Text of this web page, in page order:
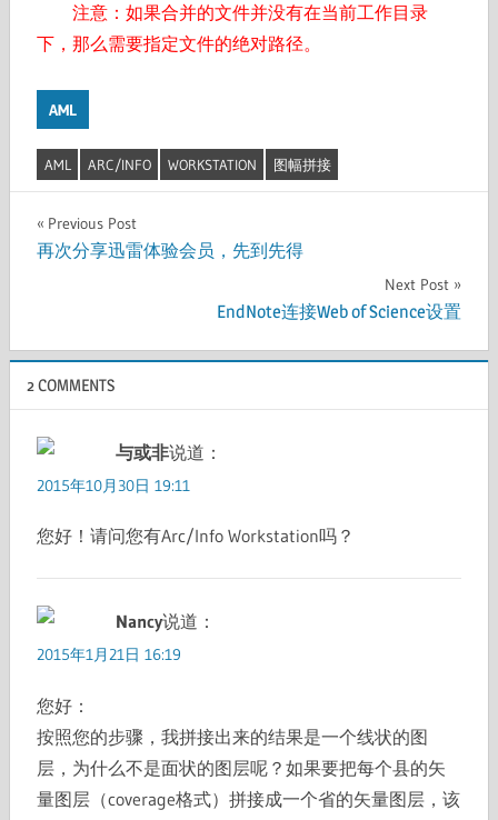
注意：如果合并的文件并没有在当前工作目录
下，那么需要指定文件的绝对路径。
AML
AML ARC/INFO WORKSTATION 图幅拼接
文
章
Previous Post
再次分享迅雷体验会员，先到先得
Next Post
EndNote连接Web of Science设置
2 COMMENTS
与或非说道：
2015年10月30日 19:11
您好！请问您有Arc/Info Workstation吗？
Nancy说道：
2015年1月21日 16:19
您好：
按照您的步骤，我拼接出来的结果是一个线状的图
层，为什么不是面状的图层呢？如果要把每个县的矢
量图层（coverage格式）拼接成一个省的矢量图层，该